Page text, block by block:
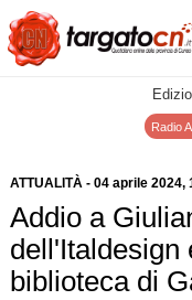
Radio
ATTUALITÀ- 04 aprile 2024,
Addio a
dell'Italdesign
biblioteca di